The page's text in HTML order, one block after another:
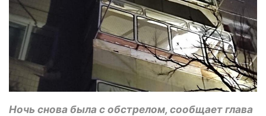
Ночь снова была с обстрелом, сообщает глава